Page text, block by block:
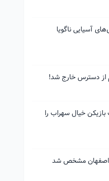
آسیایی ناگویا
از دسترس خارج شد!
خیال سهراب را
اصفهان مشخص شد